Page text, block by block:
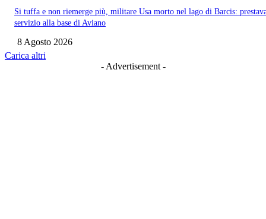
Si tuffa e non riemerge più, militare Usa morto nel lago di Barcis:
servizio alla base di Aviano
8 Agosto 2026
Carica altri
- Advertisement -